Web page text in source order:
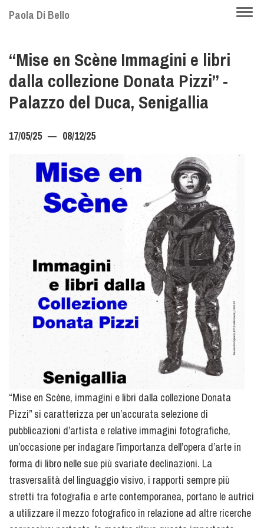
Skip
content
Paola Di Bello
“Mise en Scène Immagini e libri
dalla collezione Donata Pizzi” -
Palazzo del Duca, Senigallia
17/05/25 08/12/25
“Mise en Scène, immagini e libri dalla collezione Donata
Pizzi” si caratterizza per un’accurata selezione di
pubblicazioni d’artista e relative immagini fotografiche,
un’occasione per indagare l’importanza dell’opera d’arte in
forma di libro nelle sue più svariate declinazioni. La
trasversalità del linguaggio visivo, i rapporti sempre più
stretti tra fotografia e arte contemporanea, portano le autrici
a utilizzare il mezzo fotografico in relazione ad altre ricerche